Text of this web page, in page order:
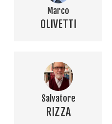
Marco
OLIVETTI
Salvatore
RIZZA